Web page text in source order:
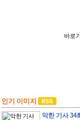
바로
인기 이미지
악한 기사 34